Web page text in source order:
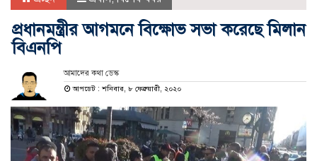
প্রধানমন্ত্রীর আগমনে বিক্ষোভ সভা করেছে মিলান
বিএনপি
আমাদের কথা ডেস্ক
আপডেট : শনিবার, ৮ ফেব্রুয়ারী, ২০২০